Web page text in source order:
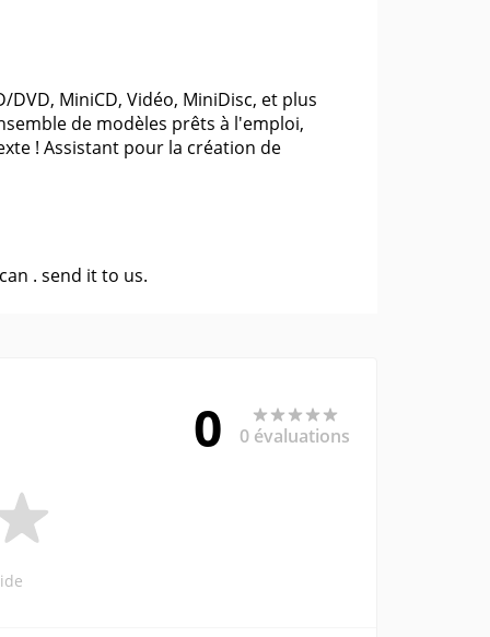
MiniCD, Vidéo, MiniDisc, et plus
de modèles prêts à l'emploi,
! Assistant pour la création de
. send it to us.
0 0 évaluations